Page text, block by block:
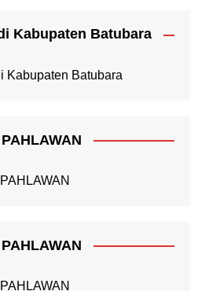
Kabupaten Batubara